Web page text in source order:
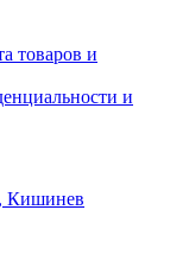
товаров и
и
Кишинев